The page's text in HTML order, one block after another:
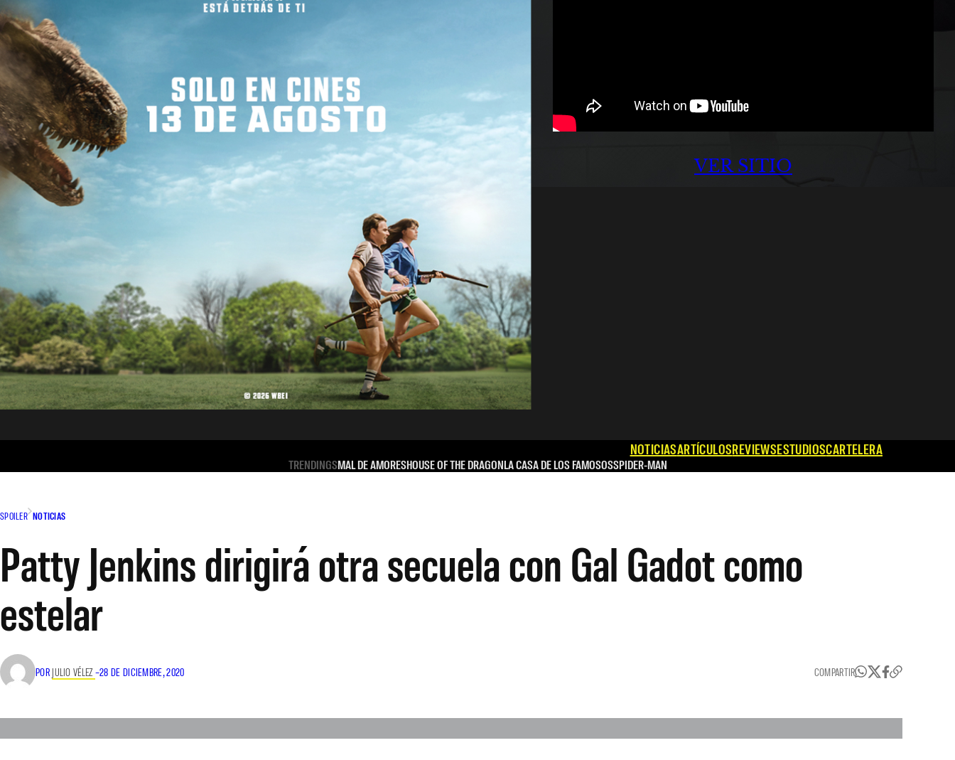
VER SITIO
NOTICIASARTÍCULOSREVIEWSESTUDIOSCARTELERA
TRENDINGSMAL DE AMORESHOUSE OF THE DRAGONLA CASA DE LOS FAMOSOSSPIDER-MAN
SPOILER NOTICIAS
Patty Jenkins dirigirá otra secuela con Gal Gadot como
estelar
POR JULIO VÉLEZ –28 DE DICIEMBRE, 2020 COMPARTIR